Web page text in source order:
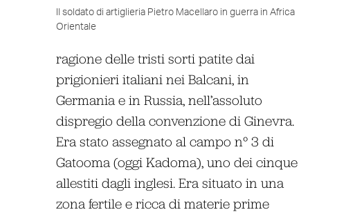
Il soldato di artiglieria Pietro Macellaro in guerra in Africa
Orientale
ragione delle tristi sorti patite dai
prigionieri italiani nei Balcani, in
Germania e in Russia, nell’assoluto
dispregio della convenzione di Ginevra.
Era stato assegnato al campo n° 3 di
Gatooma (oggi Kadoma), uno dei cinque
allestiti dagli inglesi. Era situato in una
zona fertile e ricca di materie prime